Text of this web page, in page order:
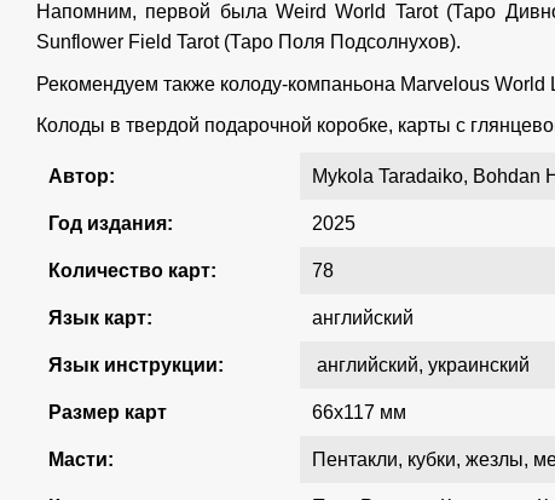
Напомним, первой была Weird World Tarot (Таро
Sunflower Field Tarot (Таро Поля Подсолнухов).
Рекомендуем также колоду-компаньона Marvelous World
Колоды в твердой подарочной коробке, карты с
Автор: Mykola Taradaiko, Bohdan
Год издания: 2025
Количество карт: 78
Язык карт: английский
Язык инструкции: английский, украинский
Размер карт 66x117 мм
Масти: Пентакли, кубки, жезлы,